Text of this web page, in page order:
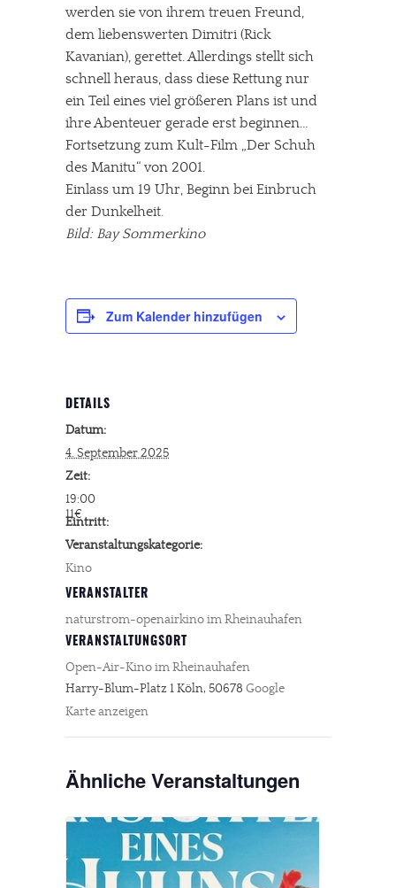
werden sie von ihrem treuen Freund,
dem liebenswerten Dimitri (Rick
Kavanian), gerettet. Allerdings stellt sich
schnell heraus, dass diese Rettung nur
ein Teil eines viel größeren Plans ist und
ihre Abenteuer gerade erst beginnen…
Fortsetzung zum Kult-Film „Der Schuh
des Manitu“ von 2001.
Einlass um 19 Uhr, Beginn bei Einbruch
der Dunkelheit.
Bild: Bay Sommerkino
Zum Kalender hinzufügen
DETAILS
Datum:
4. September 2025
Zeit:
19:00
Eintritt:
11€
Veranstaltungskategorie:
Kino
VERANSTALTUNGSORT
Open-Air-Kino im Rheinauhafen
Harry-Blum-Platz 1Köln, 50678 Google
Karte anzeigen
VERANSTALTER
naturstrom-openairkino im Rheinauhafen
Ähnliche Veranstaltungen